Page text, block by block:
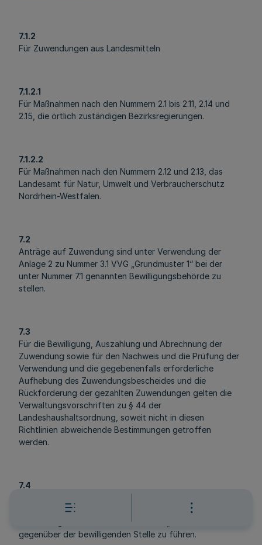
7.1.2
Für Zuwendungen aus Landesmitteln
7.1.2.1
Für Maßnahmen nach den Nummern 2.1 bis 2.11, 2.14 und
2.15, die örtlich zuständigen Bezirksregierungen.
7.1.2.2
Für Maßnahmen nach den Nummern 2.12 und 2.13, das
Landesamt für Natur, Umwelt und Verbraucherschutz
Nordrhein-Westfalen.
7.2
Anträge auf Zuwendung sind unter Verwendung der
Anlage 2 zu Nummer 3.1 VVG „Grundmuster 1“ bei der
unter Nummer 7.1 genannten Bewilligungsbehörde zu
stellen.
7.3
Für die Bewilligung, Auszahlung und Abrechnung der
Zuwendung sowie für den Nachweis und die Prüfung der
Verwendung und die gegebenenfalls erforderliche
Aufhebung des Zuwendungsbescheides und die
Rückforderung der gezahlten Zuwendungen gelten die
Verwaltungsvorschriften zu § 44 der
Landeshaushaltsordnung, soweit nicht in diesen
Richtlinien abweichende Bestimmungen getroffen
werden.
7.4
Verwendung der Anlage 4 zu Nummer 10.3
Verwaltungsvorschrift für Gemeinden „Grundmuster 3“
gegenüber der bewilligenden Stelle zu führen.